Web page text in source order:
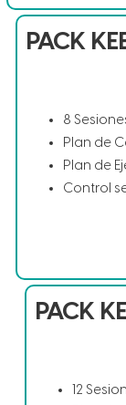
PACK
8
Plan de
Plan de
Control
PACK
12